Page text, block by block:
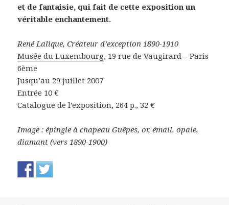
et de fantaisie, qui fait de cette exposition un
véritable enchantement.
René Lalique, Créateur d’exception 1890-1910
Musée du Luxembourg, 19 rue de Vaugirard – Paris
6ème
Jusqu’au 29 juillet 2007
Entrée 10 €
Catalogue de l’exposition, 264 p., 32 €
Image : épingle à chapeau Guêpes, or, émail, opale,
diamant (vers 1890-1900)